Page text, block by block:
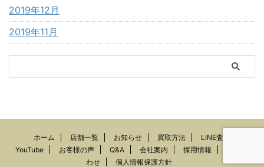
2019年12月
2019年11月
ホーム 店舗一覧 お知らせ 買取方法
LINE査定
YouTube
お客様の声 Q&A 会社案内 採用情報
わせ
個人情報保護方針